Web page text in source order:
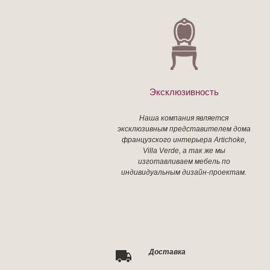
Эксклюзивность
Наша компания является
эксклюзивным представителем дома
французского интерьера Artichoke,
Villa Verde, а так же мы
изготавливаем мебель по
индивидуальным дизайн-проектам.
Доставка